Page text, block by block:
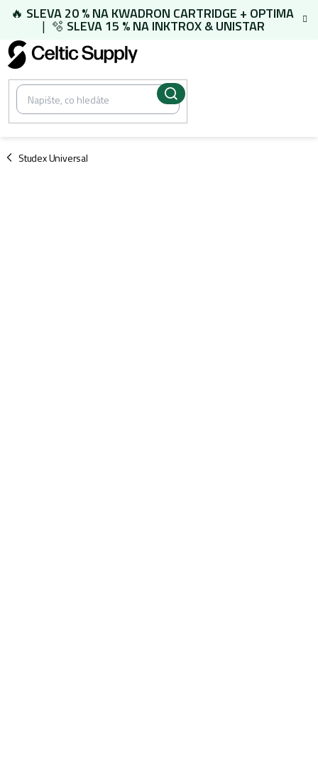
Přejít
obsah
🔥 SLEVA 20 % NAKWADRON CARTRIDGE + OPTIMA
| 🫧 SLEVA 15 % NAINKTROX & UNISTAR
Studex Universal
/